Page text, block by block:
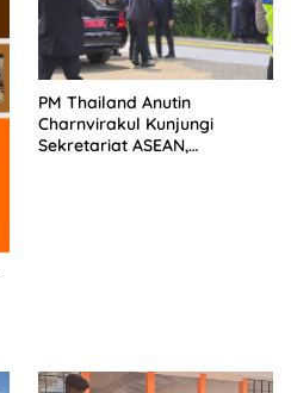
PM Thailand Anutin
Charnvirakul Kunjungi
Sekretariat ASEAN,